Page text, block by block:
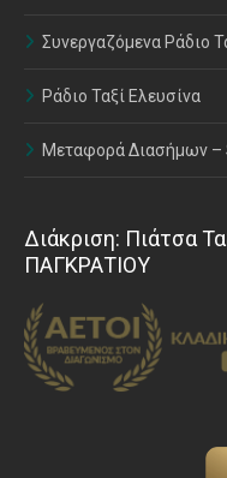
Συνεργαζόμενα Ράδιο
Ράδιο Ταξί Ελευσίνα
Μεταφορά Διασήμων –
Διάκριση: Πιάτσα
ΠΑΓΚΡΑΤΙΟΥ